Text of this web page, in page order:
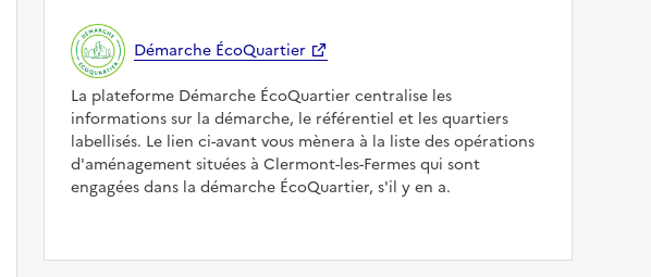
Démarche ÉcoQuartier
La plateforme Démarche ÉcoQuartier centralise les
informations sur la démarche, le référentiel et les quartiers
labellisés. Le lien ci-avant vous mènera à la liste des opérations
d'aménagement situées à Clermont-les-Fermes qui sont
engagées dans la démarche ÉcoQuartier, s'il y en a.